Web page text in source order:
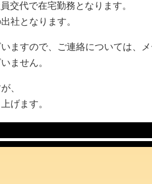
交代で在宅勤務となります。
社となります。
ますので、ご連絡については、
ません。
、
げます。